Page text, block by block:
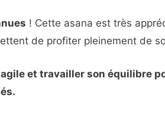
! Cette asana est très
de profiter pleinement de
et travailler son équilibre